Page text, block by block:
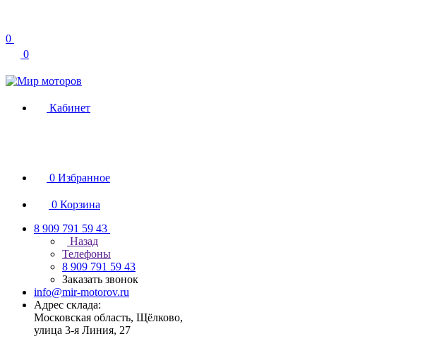
0
0
Кабинет
0 Избранное
0 Корзина
8 909 791 59 43
Назад
Телефоны
8 909 791 59 43
Заказать звонок
info@mir-motorov.ru
Адрес склада:
Московская область, Щёлково,
улица 3-я Линия, 27